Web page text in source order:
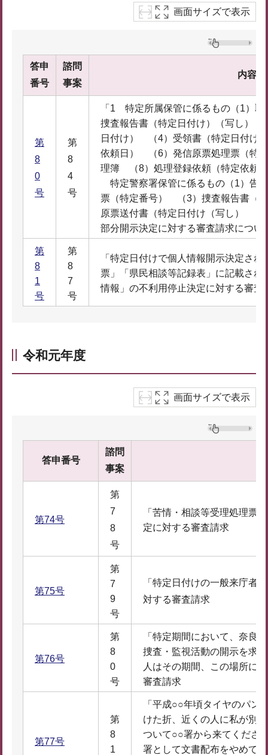
画面サイズで表示
答申
番号
諮問
事案
内容
第
8
0
号
第
8
4
号
「1 特定所属保管に係るもの（1）
捜査報告書（特定日付け）（写し）
日付け） （4）受領書（特定日付け
依頼日） （6）発信原票処理票（特
理簿 （8）処理登録依頼（特定依
特定警察署保管に係るもの（1）告
票（特定番号） （3）捜査報告書
原票送付書（特定日付け（写し） （
部分開示決定に対する審査請求につい
第
8
1
号
第
8
7
号
「特定日付けで個人情報開示決定さ
票」「県民相談等記録表」に記載さ
情報」の不利用停止決定に対する審査
令和元年度
画面サイズで表示
答申番号
諮問
事案
第74号
第
7
8
号
「苦情・相談等受理処理票
定に対する審査請求
第75号
第
7
9
号
「特定日付けの一般来庁者
対する審査請求
第76号
第
8
0
号
「特定期間において、奈良
捜査・監視活動の開示を求
人はその期間、この場所に
審査請求
第77号
第
8
1
「平成○○年頃タイヤのパン
けた折、近くの人に私が別
ついて○○署から来てくださ
署として文書配布をやめて